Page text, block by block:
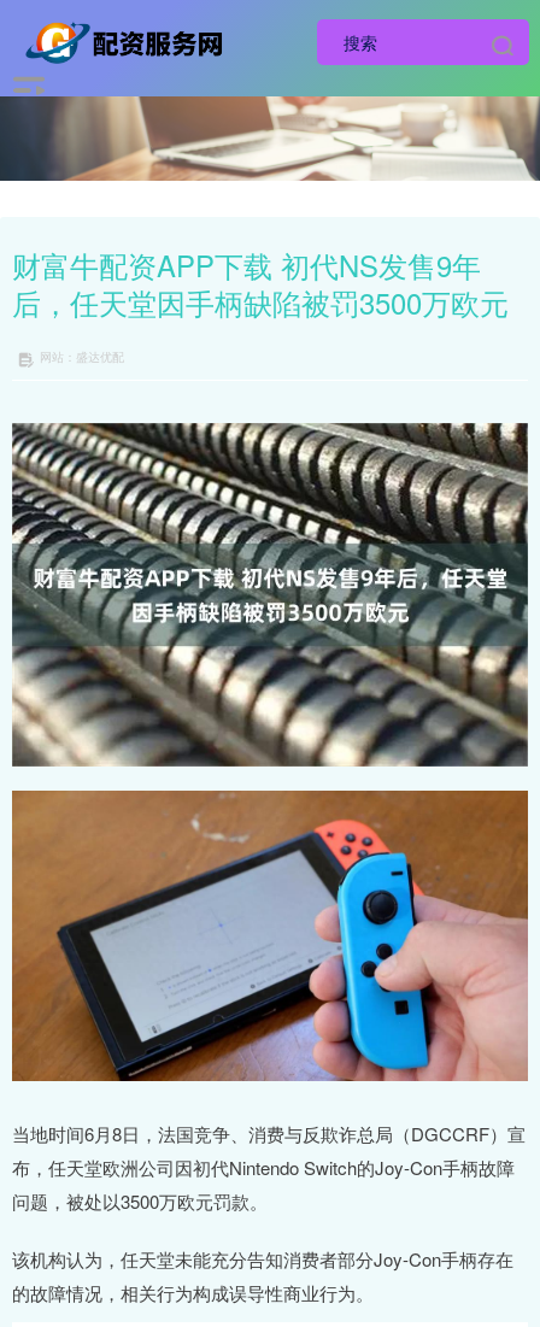
财富牛配资APP下载 初代NS发售9年
后，任天堂因手柄缺陷被罚3500万欧元
网站：盛达优配
当地时间6月8日，法国竞争、消费与反欺诈总局（DGCCRF）宣
布，任天堂欧洲公司因初代Nintendo Switch的Joy-Con手柄故障
问题，被处以3500万欧元罚款。
该机构认为，任天堂未能充分告知消费者部分Joy-Con手柄存在
的故障情况，相关行为构成误导性商业行为。